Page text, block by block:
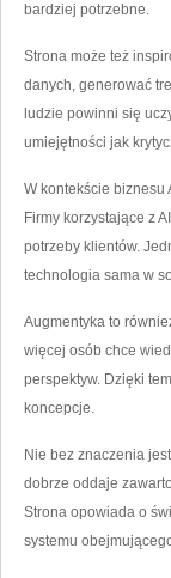
bardziej potrzebne.
Strona może też
danych, generować
ludzie powinni się
umiejętności jak
W kontekście biznesu
Firmy korzystające z
potrzeby klientów.
technologia sama w
Augmentyka to
więcej osób chce
perspektyw. Dzięki
koncepcje.
Nie bez znaczenia
dobrze oddaje
Strona opowiada o
systemu